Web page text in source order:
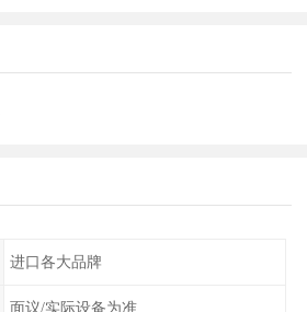
进口各大品牌
面议/实际设备为准